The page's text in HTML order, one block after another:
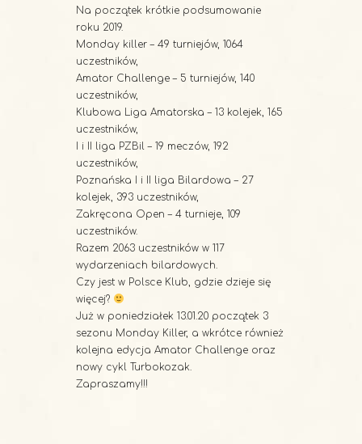
Na początek krótkie podsumowanie
roku 2019.
Monday killer – 49 turniejów, 1064
uczestników,
Amator Challenge – 5 turniejów, 140
uczestników,
Klubowa Liga Amatorska – 13 kolejek, 165
uczestników,
I i II liga PZBil – 19 meczów, 192
uczestników,
Poznańska I i II liga Bilardowa – 27
kolejek, 393 uczestników,
Zakręcona Open – 4 turnieje, 109
uczestników.
Razem 2063 uczestników w 117
wydarzeniach bilardowych.
Czy jest w Polsce Klub, gdzie dzieje się
więcej?
Już w poniedziałek 13.01.20 początek 3
sezonu Monday Killer, a wkrótce również
kolejna edycja Amator Challenge oraz
nowy cykl Turbokozak.
Zapraszamy!!!